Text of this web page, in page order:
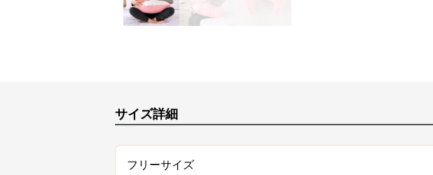
サイズ詳細
フリーサイズ